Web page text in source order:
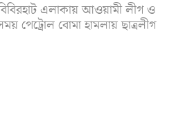
এলাকায় আওয়ামী লীগ ও
পেট্রোল বোমা হামলায় ছাত্রলীগ